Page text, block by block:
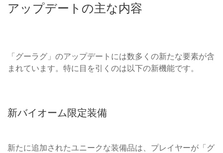
アップデートの主な内容
「グーラグ」のアップデートには数多くの新たな要素が含
まれています。特に目を引くのは以下の新機能です。
新バイオーム限定装備
新たに追加されたユニークな装備品は、プレイヤーが「グ